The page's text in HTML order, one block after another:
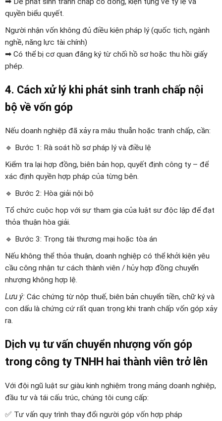
quyền biểu quyết.
Người nhận vốn không đủ điều kiện pháp lý (quốc tịch, ngành
nghề, năng lực tài chính)
➡ Có thể bị cơ quan đăng ký từ chối hồ sơ hoặc thu hồi giấy
phép.
4. Cách xử lý khi phát sinh tranh chấp nội
bộ về vốn góp
Nếu doanh nghiệp đã xảy ra mâu thuẫn hoặc tranh chấp, cần:
🔹 Bước 1: Rà soát hồ sơ pháp lý và điều lệ
Kiểm tra lại hợp đồng, biên bản họp, quyết định công ty – để
xác định quyền hợp pháp của từng bên.
🔹 Bước 2: Hòa giải nội bộ
Tổ chức cuộc họp với sự tham gia của luật sư độc lập để đạt
thỏa thuận hòa giải.
🔹 Bước 3: Trọng tài thương mại hoặc tòa án
Nếu không thể thỏa thuận, doanh nghiệp có thể khởi kiện yêu
cầu công nhận tư cách thành viên / hủy hợp đồng chuyển
nhượng không hợp lệ.
Lưu ý: Các chứng từ nộp thuế, biên bản chuyển tiền, chữ ký và
con dấu là chứng cứ rất quan trọng khi tranh chấp vốn góp xảy
ra.
Dịch vụ tư vấn chuyển nhượng vốn góp
trong công ty TNHH hai thành viên trở lên
Với đội ngũ luật sư giàu kinh nghiệm trong mảng doanh nghiệp,
đầu tư và tái cấu trúc, chúng tôi cung cấp:
✅ Tư vấn quy trình thay đổi người góp vốn hợp pháp